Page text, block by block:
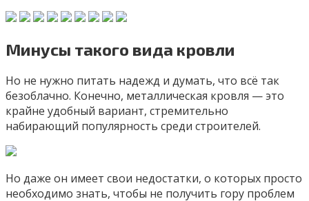
Минусы такого вида кровли
Но не нужно питать надежд и думать, что всё так
безоблачно. Конечно, металлическая кровля — это
крайне удобный вариант, стремительно
набирающий популярность среди строителей.
Но даже он имеет свои недостатки, о которых просто
необходимо знать, чтобы не получить гору проблем